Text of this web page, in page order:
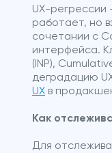
UX-регрессии
работает, но
сочетании с
интерфейса.
(INP),
деградацию
UX в
Как
Для